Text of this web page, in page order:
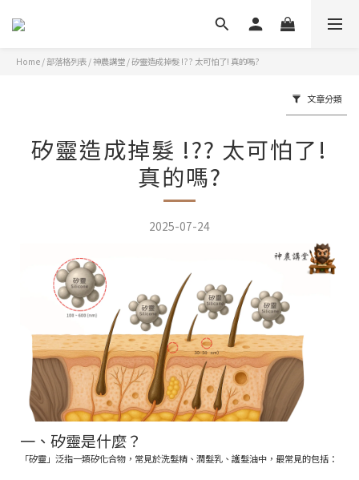
Home /部落格列表 /神農講堂 /矽靈造成掉髮 !?? 太可怕了! 真的嗎?
文章分類
矽靈造成掉髮 !?? 太可怕了!
真的嗎?
2025-07-24
一、矽靈是什麼？
「矽靈」泛指一類矽化合物，常見於洗髮精、潤髮乳、護髮油中，最常見的包括：